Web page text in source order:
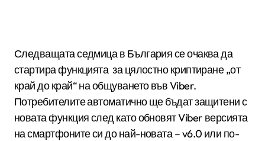
Следващата седмица в България се очаква да
стартира функцията за цялостно криптиране „от
край до край“ на общуването във Viber.
Потребителите автоматично ще бъдат защитени с
новата функция след като обновят Viber версията
на смартфоните си до най-новата – v6.0 или по-